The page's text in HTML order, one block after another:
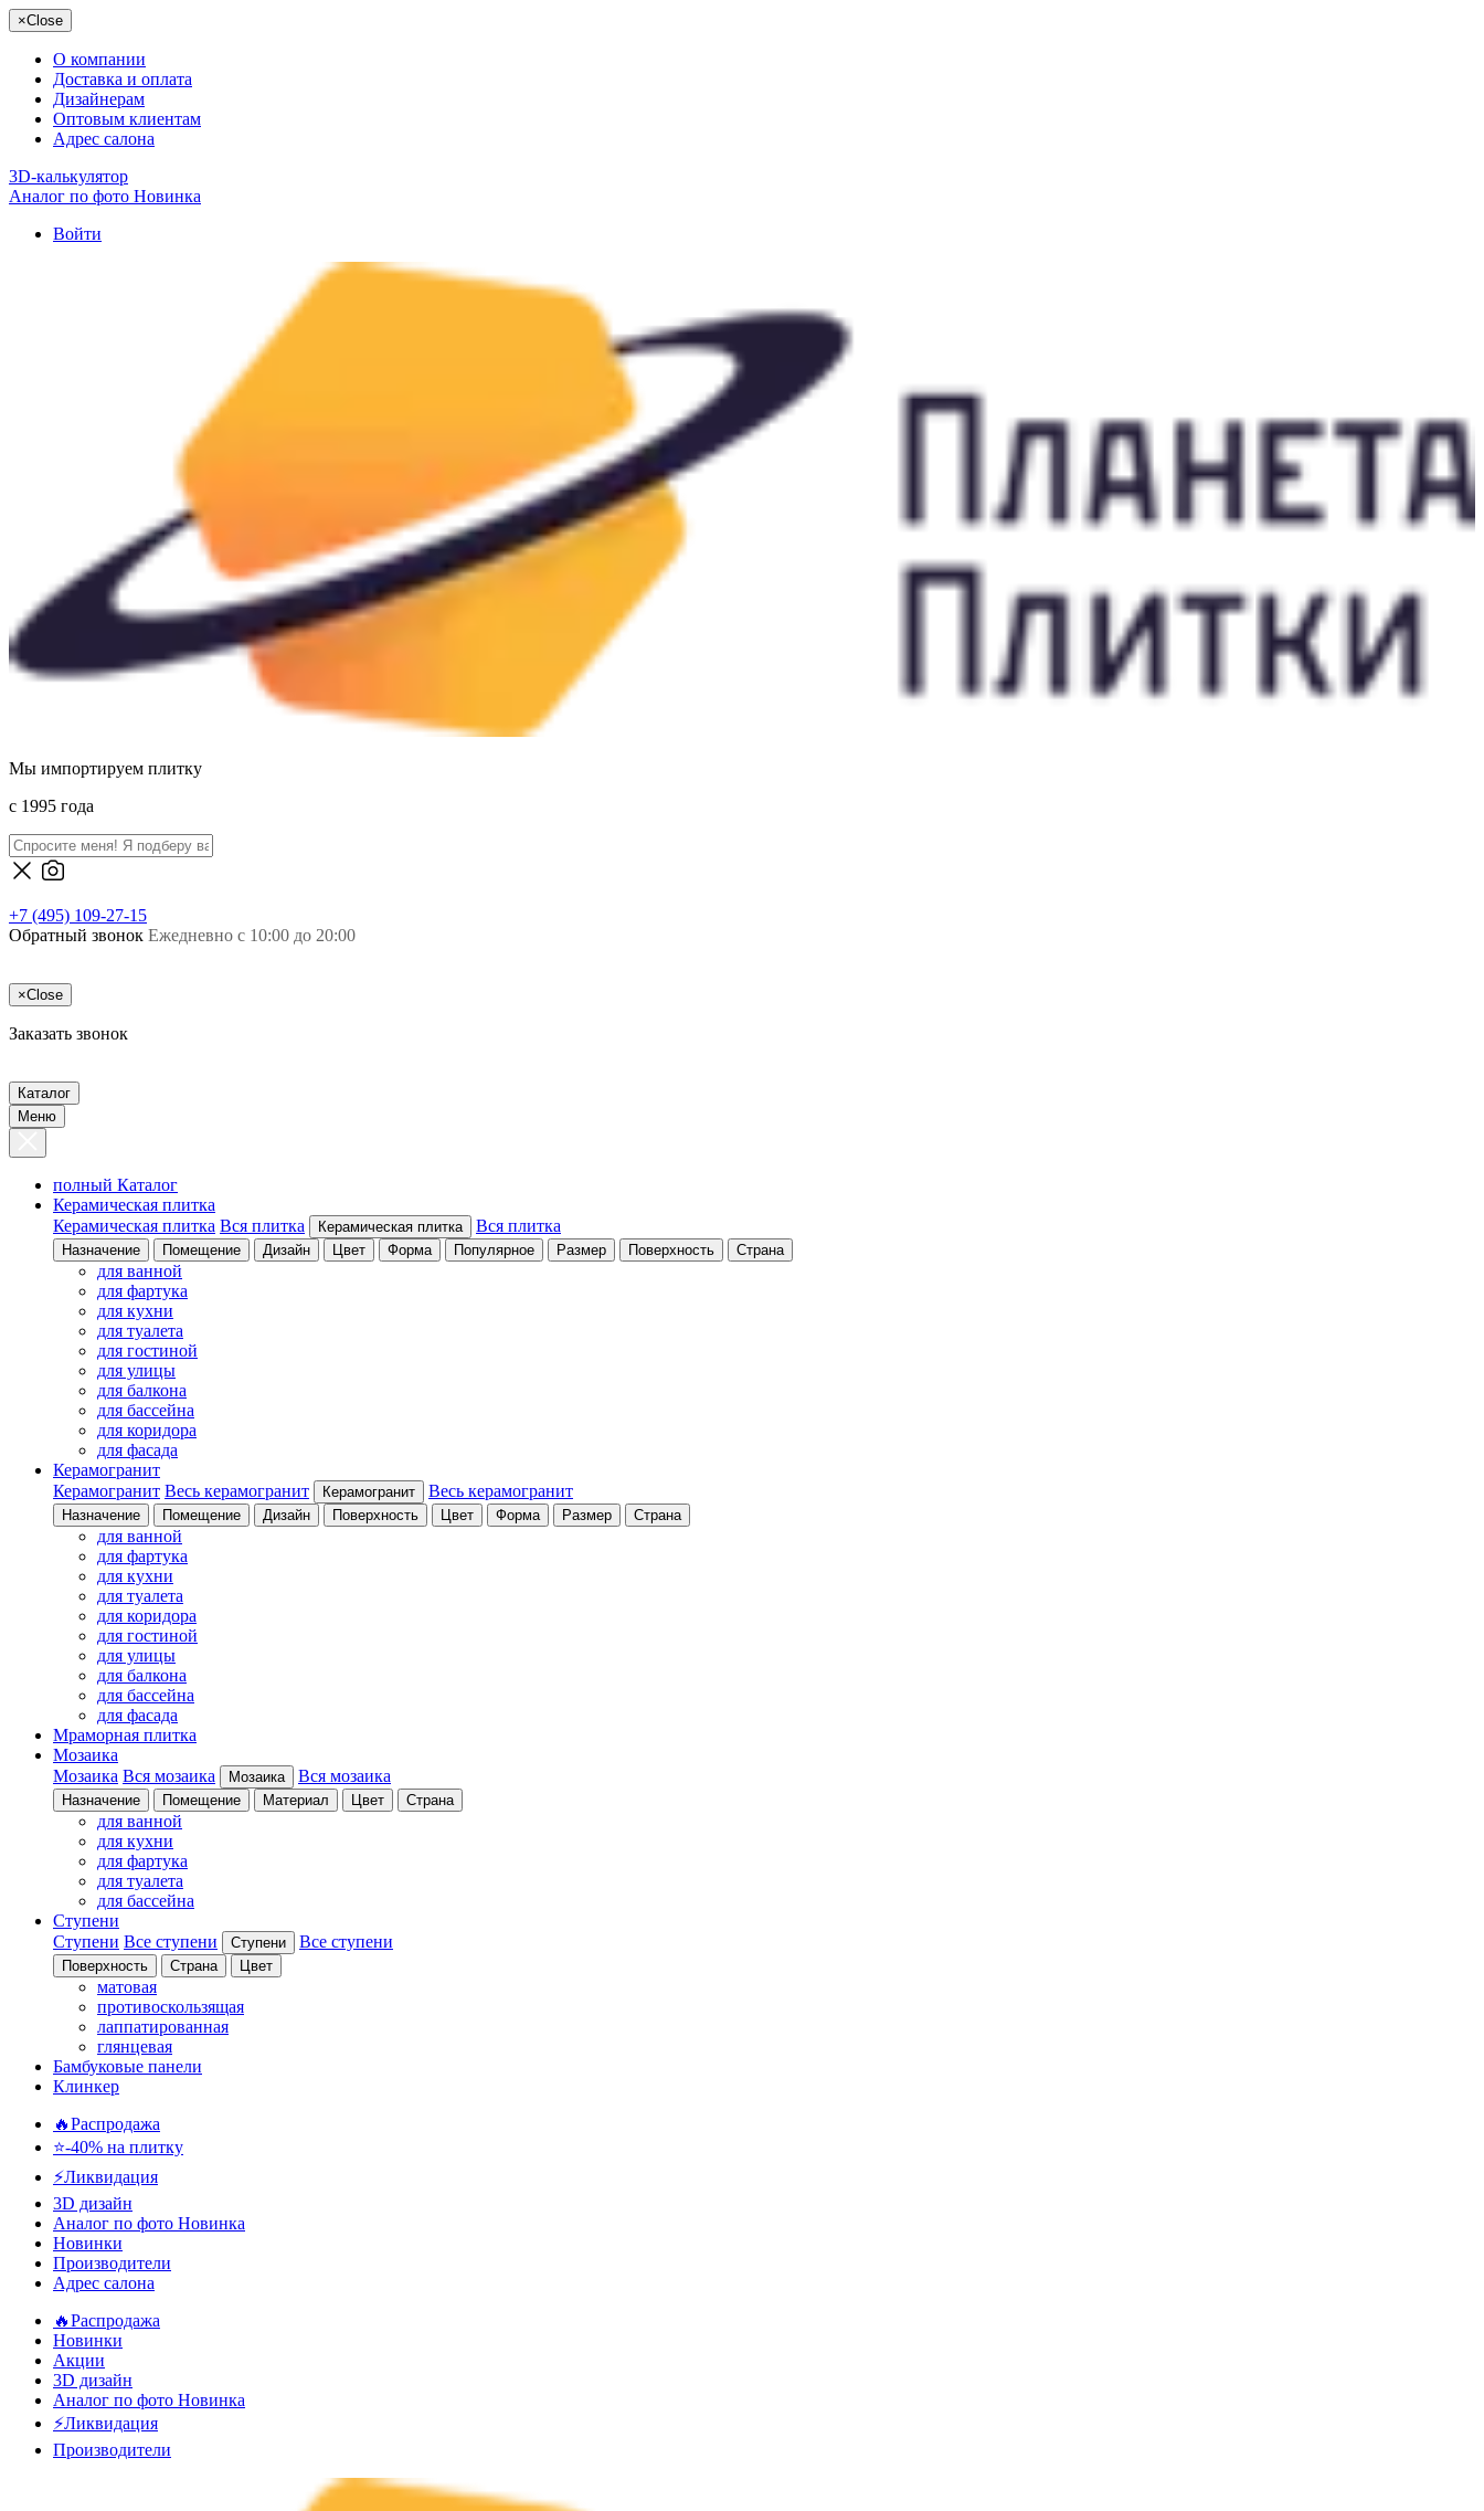
×Close
О компании
Доставка и оплата
Дизайнерам
Оптовым клиентам
Адрес салона
3D-калькулятор
Аналог по фото Новинка
Войти
Мы импортируем плитку
c 1995 года
+7 (495) 109-27-15
Обратный звонок Ежедневно с 10:00 до 20:00
×Close
Заказать звонок
Каталог
Меню
полный Каталог
Керамическая плитка
Керамическая плитка Вся плитка Керамическая плитка Вся плитка
Назначение Помещение Дизайн Цвет Форма Популярное Размер Поверхность Страна
для ванной
для фартука
для кухни
для туалета
для гостиной
для улицы
для балкона
для бассейна
для коридора
для фасада
Керамогранит
Керамогранит Весь керамогранит Керамогранит Весь керамогранит
Назначение Помещение Дизайн Поверхность Цвет Форма Размер Страна
для ванной
для фартука
для кухни
для туалета
для коридора
для гостиной
для улицы
для балкона
для бассейна
для фасада
Мраморная плитка
Мозаика
Мозаика Вся мозаика Мозаика Вся мозаика
Назначение Помещение Материал Цвет Страна
для ванной
для кухни
для фартука
для туалета
для бассейна
Ступени
Ступени Все ступени Ступени Все ступени
Поверхность Страна Цвет
матовая
противоскользящая
лаппатированная
глянцевая
Бамбуковые панели
Клинкер
🔥Распродажа
⭐-40% на плитку
⚡️Ликвидация
3D дизайн
Аналог по фото Новинка
Новинки
Производители
Адрес салона
🔥Распродажа
Новинки
Акции
3D дизайн
Аналог по фото Новинка
⚡Ликвидация
Производители